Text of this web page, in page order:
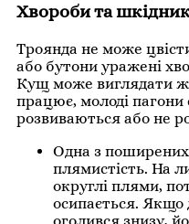
Хвороби та
Троянда не може
або бутони уражені
Кущ може виглядати
працює, молоді
розвиваються або не
Одна з
плямистість. На
округлі плями,
осипається. Якщо